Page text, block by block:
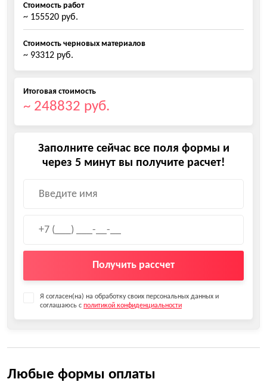
Стоимость работ
~ 155520 руб.
Стоимость черновых материалов
~ 93312 руб.
Итоговая стоимость
~ 248832 руб.
Заполните сейчас все поля формы и
через 5 минут вы получите расчет!
Получить рассчет
Я согласен(на) на обработку своих персональных данных и
соглашаюсь с политикой конфиденциальности
Любые формы оплаты